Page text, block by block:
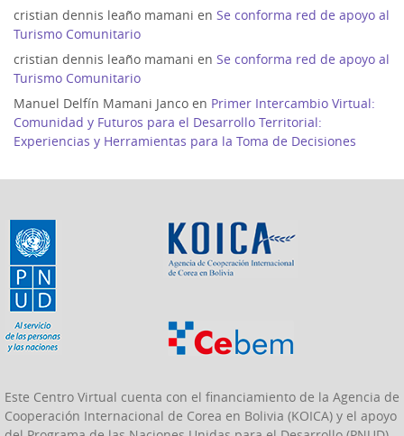
cristian dennis leaño mamani en Se conforma red de apoyo al
Turismo Comunitario
cristian dennis leaño mamani en Se conforma red de apoyo al
Turismo Comunitario
Manuel Delfín Mamani Janco en Primer Intercambio Virtual:
Comunidad y Futuros para el Desarrollo Territorial:
Experiencias y Herramientas para la Toma de Decisiones
Este Centro Virtual cuenta con el financiamiento de la Agencia de
Cooperación Internacional de Corea en Bolivia (KOICA) y el apoyo